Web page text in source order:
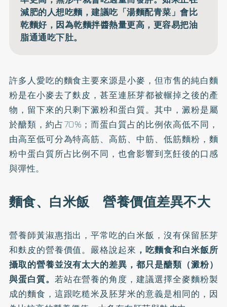
減肥的人想吃麵，建議吃「湯麵配青菜」會比
乾麵好，因為乾麵拌醬熱量更高，更容易把油
脂通通吃下肚。
許多人愛吃的麵食主要來源是小麥，但市售的純白麵
粉是在小麥去了麩皮，甚至連胚芽都被輾掉之後的產
物，留下來的只剩下澱粉和蛋白質。其中，澱粉是屬
於醣類，約占70%；而蛋白質占的比例依高低不同，
由高至低可分為特高筋、高筋、中筋、低筋麵粉，麵
粉中蛋白質所占比例不同，也會影響到烹飪後的口感
與彈性。
麵食、白米飯 營養價值差異不大
營養師黃淑惠指出，平常吃的白米飯，沒有保留胚芽
和麩皮的營養價值。嚴格說起來 ，吃麵食和白米飯所
攝取的營養並沒有太大的差異，都只是醣類（澱粉）
與蛋白質。 若站在營養的角度，建議選擇全麥麵粉製
成的麵食，這跟吃糙米及胚芽米的意義是相同的，因